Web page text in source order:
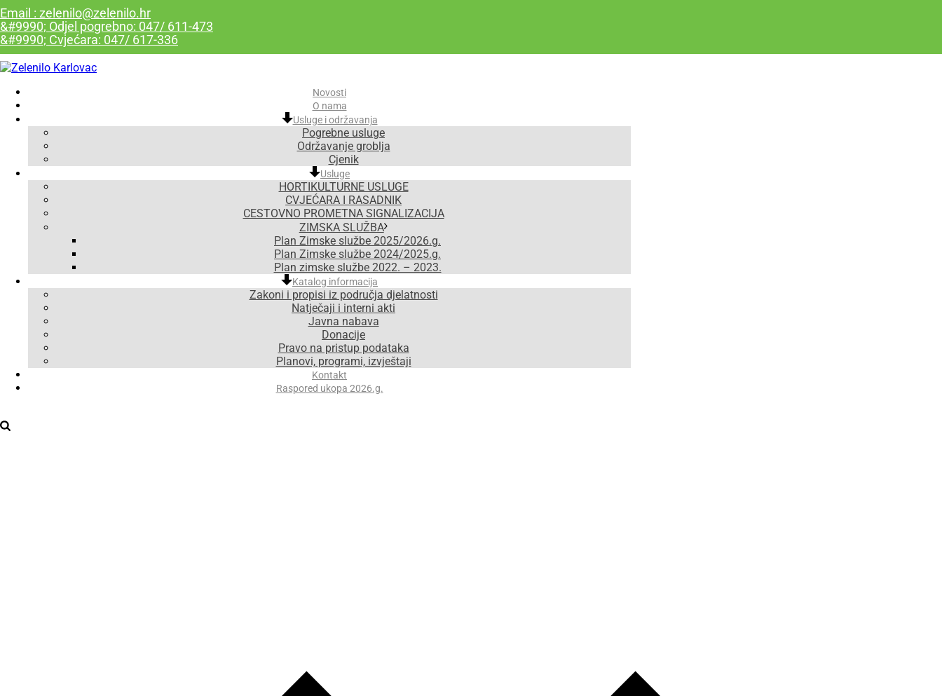
Email : zelenilo@zelenilo.hr
&#9990; Odjel pogrebno: 047/ 611-473
&#9990; Cvjećara: 047/ 617-336
Novosti
O nama
Usluge i održavanja
Pogrebne usluge
Održavanje groblja
Cjenik
Usluge
HORTIKULTURNE USLUGE
CVJEĆARA I RASADNIK
CESTOVNO PROMETNA SIGNALIZACIJA
ZIMSKA SLUŽBA
Plan Zimske službe 2025/2026.g.
Plan Zimske službe 2024/2025.g.
Plan zimske službe 2022. – 2023.
Katalog informacija
Zakoni i propisi iz područja djelatnosti
Natječaji i interni akti
Javna nabava
Donacije
Pravo na pristup podataka
Planovi, programi, izvještaji
Kontakt
Raspored ukopa 2026.g.